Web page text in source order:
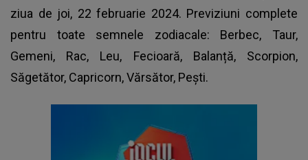
ziua de joi, 22 februarie 2024. Previziuni complete
pentru toate semnele zodiacale: Berbec, Taur,
Gemeni, Rac, Leu, Fecioară, Balanță, Scorpion,
Săgetător, Capricorn, Vărsător, Pești.